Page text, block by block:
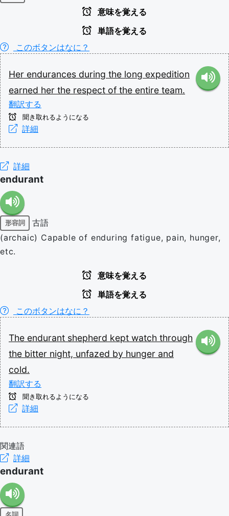
意味を覚える
単語を覚える
このボタンはなに？
Her endurances during the long expedition
earned her the respect of the entire team.
翻訳する
聞き取れるようになる
詳細
詳細
endurant
形容詞
古語
(archaic) Capable of enduring fatigue, pain, hunger,
etc.
意味を覚える
単語を覚える
このボタンはなに？
The endurant shepherd kept watch through
the bitter night, unfazed by hunger and
cold.
翻訳する
聞き取れるようになる
詳細
関連語
詳細
endurant